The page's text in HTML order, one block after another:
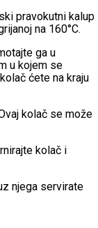
pravokutni kalup
na 160°C.
ga u
u kojem se
ćete na kraju
kolač se može
kolač i
njega servirate